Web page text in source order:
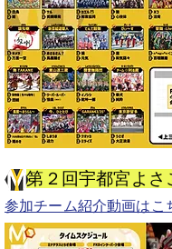
第２回宇都宮よさ
参加チーム紹介動画はこ